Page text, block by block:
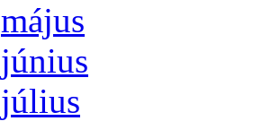
má­jus
jú­ni­us
jú­li­us